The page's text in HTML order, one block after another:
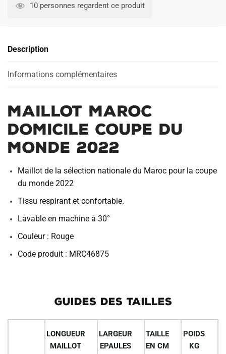
MONDE
10 personnes regardent ce produit
Description
Informations complémentaires
MAILLOT MAROC
DOMICILE COUPE DU
MONDE 2022
Maillot de la sélection nationale du Maroc pour la coupe
du monde 2022
Tissu respirant et confortable.
Lavable en machine à 30°
Couleur : Rouge
Code produit : MRC46875
GUIDES DES TAILLES
LONGUEUR
MAILLOT
LARGEUR
EPAULES
TAILLE
EN CM
POIDS
KG